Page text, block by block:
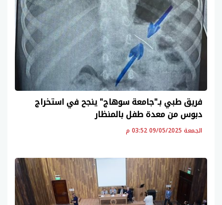
فريق طبي بـ"جامعة سوهاج" ينجح في استخراج
دبوس من معدة طفل بالمنظار
الجمعة 09/05/2025 03:52 م